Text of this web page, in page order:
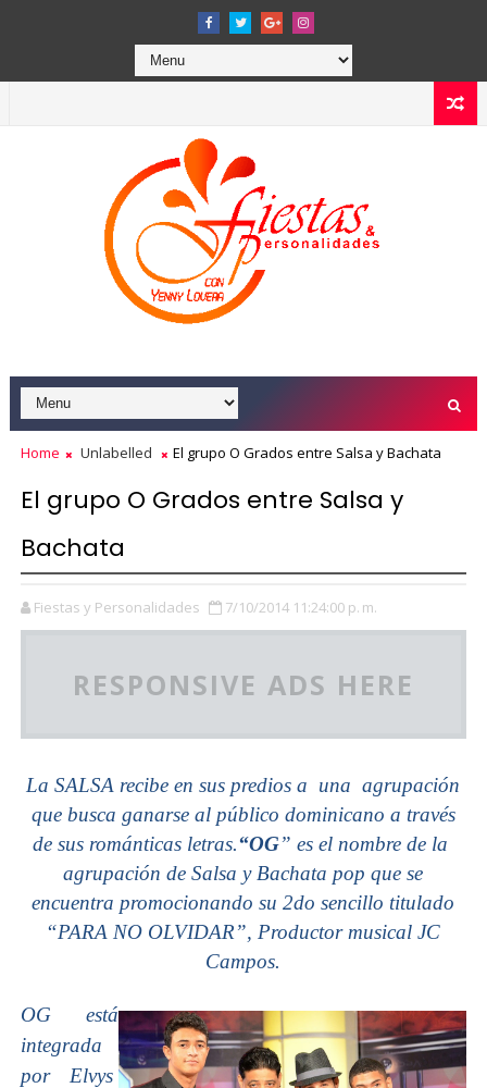
Home Unlabelled El grupo O Grados entre Salsa y Bachata
El grupo O Grados entre Salsa y
Bachata
Fiestas y Personalidades 7/10/2014 11:24:00 p. m.
RESPONSIVE ADS HERE
La SALSA recibe en sus predios a una agrupación
que busca ganarse al público dominicano a través
de sus románticas letras.“OG” es el nombre de la
agrupación de Salsa y Bachata pop que se
encuentra promocionando su 2do sencillo titulado
“PARA NO OLVIDAR”, Productor musical JC
Campos.
OG está
integrada
por Elvys